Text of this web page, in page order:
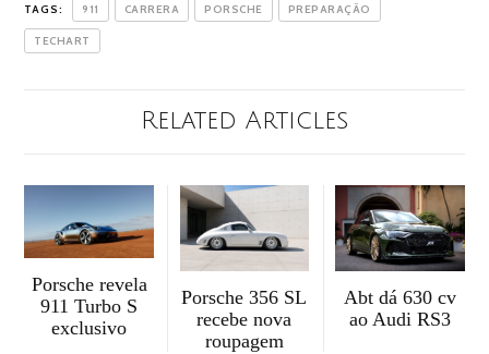
TAGS: 911 CARRERA PORSCHE PREPARAÇÃO
TECHART
Related Articles
Porsche revela
911 Turbo S
exclusivo
Porsche 356 SL
recebe nova
roupagem
Abt dá 630 cv
ao Audi RS3